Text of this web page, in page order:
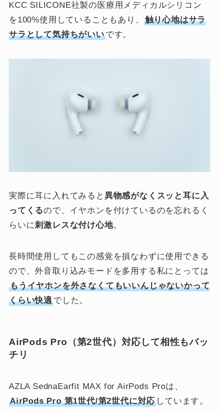
KCC SILICONE社製の医療用メディカルシリコン
を100%使用していることもあり、
触り心地はサラ
サラとして気持ちがいいです。
実際に耳に入れてみると 異物感がなくスッと耳に入
ってくるので、イヤホンを付けているのを忘れるく
らいに刺激レスな付け心地。
長時間使用してもこの感覚を損なわずに使用できる
ので、外音取り込みモードを多用する私にとっては
もうイヤホンを外さなくてもいいんじゃないかって
くらい快適でした。
AirPods Pro（第2世代）対応して相性もバッ
チリ
AZLA SednaEarfit MAX for AirPods Proは、
AirPods Pro 第1世代/第2世代に対応 しています。